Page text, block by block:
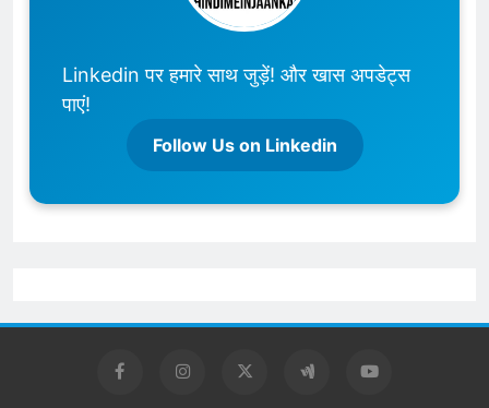
Linkedin पर हमारे साथ जुड़ें! और खास अपडेट्स
पाएं!
Follow Us on Linkedin